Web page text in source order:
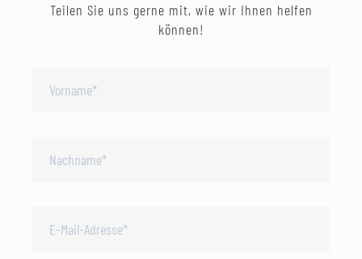
Teilen Sie uns gerne mit, wie wir Ihnen helfen
können!